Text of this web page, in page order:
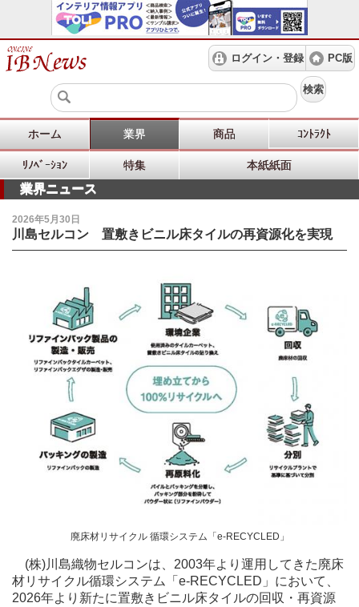
ログイン・登録 PC版
検索
ホーム 業界 商品 ｺﾝﾄﾗｸﾄ
ﾘﾉﾍﾞｰｼｮﾝ 特集 本紙紙面
業界ニュース
2026年5月30日
川島セルコン 置敷きビニル床タイルの再資源化を実現
廃床材リサイクル 循環システム「e-RECYCLED」
(株)川島織物セルコンは、2003年より運用してきた廃床
材リサイクル循環システム「e-RECYCLED」において、
2026年より新たに置敷きビニル床タイルの回収・再資源